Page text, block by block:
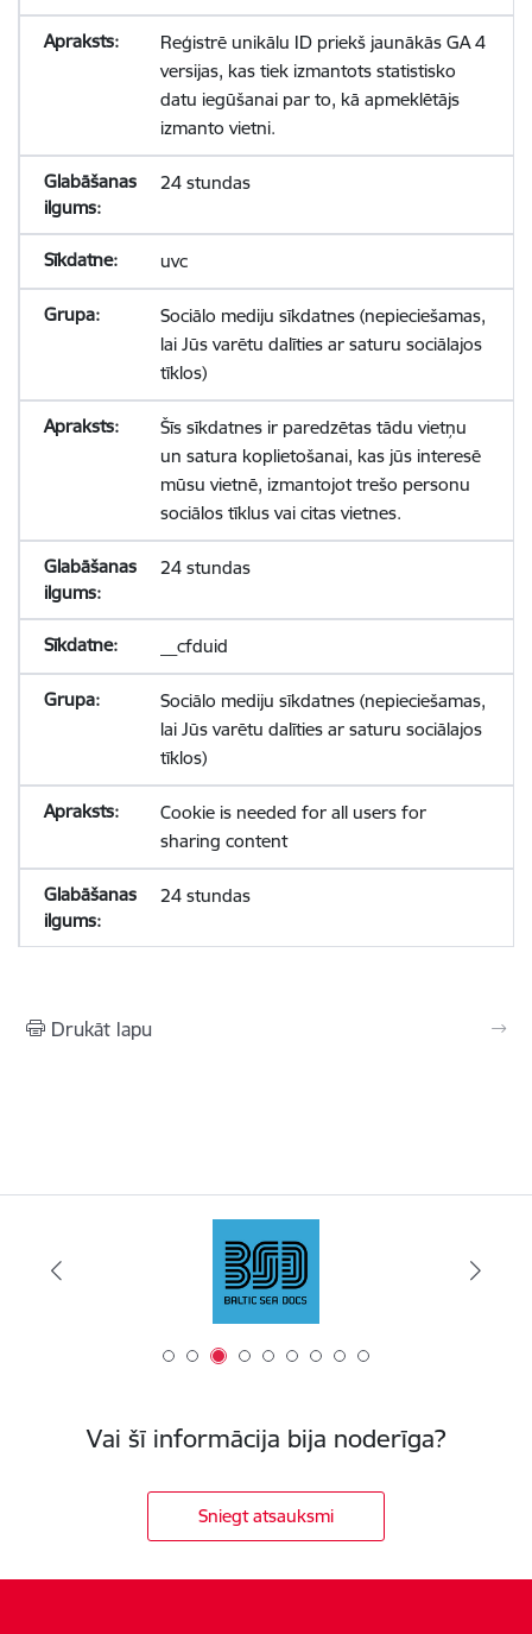
Reģistrē unikālu ID priekš jaunākās GA 4
versijas, kas tiek izmantots statistisko
datu iegūšanai par to, kā apmeklētājs
izmanto vietni.
24 stundas
uvc
Sociālo mediju sīkdatnes (nepieciešamas,
lai Jūs varētu dalīties ar saturu sociālajos
tīklos)
Šīs sīkdatnes ir paredzētas tādu vietņu
un satura koplietošanai, kas jūs interesē
mūsu vietnē, izmantojot trešo personu
sociālos tīklus vai citas vietnes.
24 stundas
__cfduid
Sociālo mediju sīkdatnes (nepieciešamas,
lai Jūs varētu dalīties ar saturu sociālajos
tīklos)
Cookie is needed for all users for
sharing content
24 stundas
Drukāt lapu
Vai šī informācija bija noderīga?
Sniegt atsauksmi